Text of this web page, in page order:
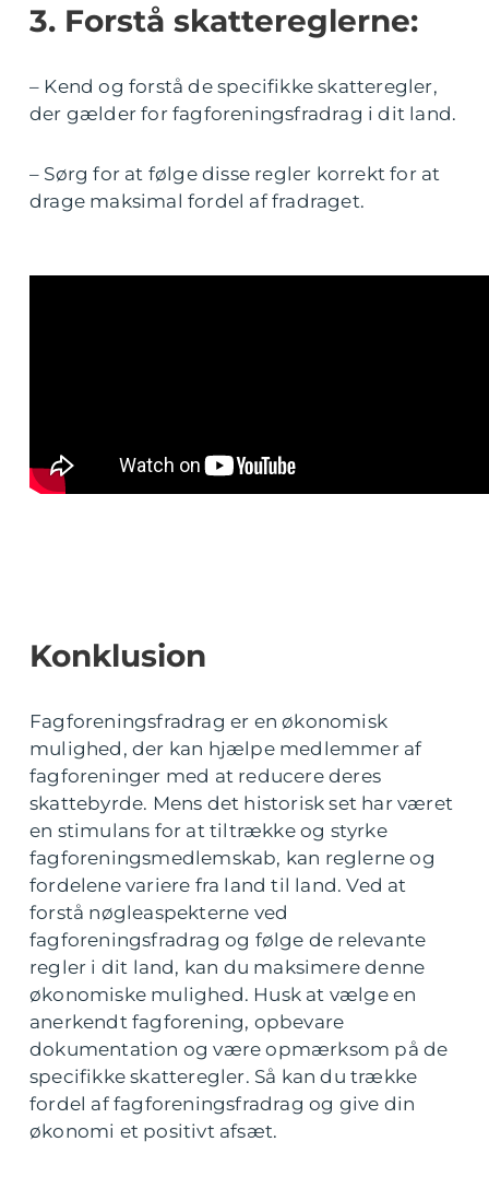
3. Forstå skattereglerne:
– Kend og forstå de specifikke skatteregler,
der gælder for fagforeningsfradrag i dit land.
– Sørg for at følge disse regler korrekt for at
drage maksimal fordel af fradraget.
Konklusion
Fagforeningsfradrag er en økonomisk
mulighed, der kan hjælpe medlemmer af
fagforeninger med at reducere deres
skattebyrde. Mens det historisk set har været
en stimulans for at tiltrække og styrke
fagforeningsmedlemskab, kan reglerne og
fordelene variere fra land til land. Ved at
forstå nøgleaspekterne ved
fagforeningsfradrag og følge de relevante
regler i dit land, kan du maksimere denne
økonomiske mulighed. Husk at vælge en
anerkendt fagforening, opbevare
dokumentation og være opmærksom på de
specifikke skatteregler. Så kan du trække
fordel af fagforeningsfradrag og give din
økonomi et positivt afsæt.